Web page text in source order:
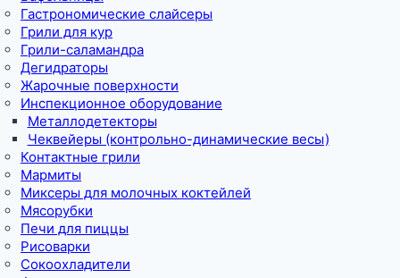
Гастрономические слайсеры
Грили для кур
Грили-саламандра
Дегидраторы
Жарочные поверхности
Инспекционное оборудование
Металлодетекторы
Чеквейеры (контрольно-динамические весы)
Контактные грили
Мармиты
Миксеры для молочных коктейлей
Мясорубки
Печи для пиццы
Рисоварки
Сокоохладители